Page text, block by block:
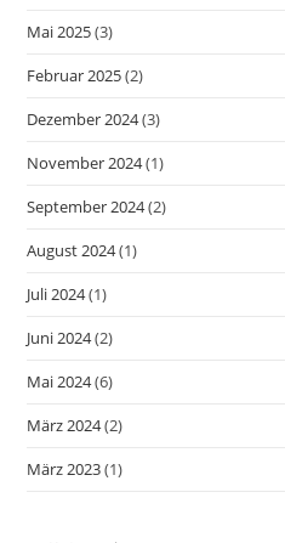
Mai 2025(3)
Februar 2025(2)
Dezember 2024(3)
November 2024(1)
September 2024(2)
August 2024(1)
Juli 2024(1)
Juni 2024(2)
Mai 2024(6)
März 2024(2)
März 2023(1)